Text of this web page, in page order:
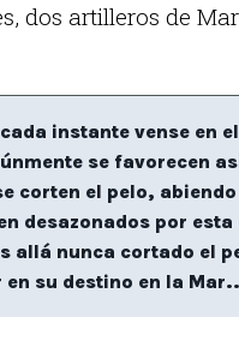
dos artilleros de
instante vense en
se favorecen
corten el pelo,
desazonados por esta
allá nunca cortado el
su destino en la